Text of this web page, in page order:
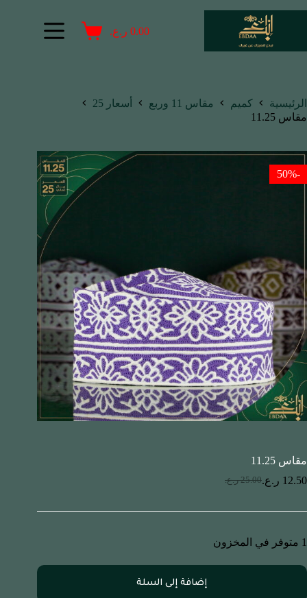
0.00 ر.ع.
الرئيسية كميم مقاس 11 وربع
أسعار 25
مقاس 11.25
-50%
مقاس 11.25
25.00 ر.ع. 12.50 ر.ع.
1 متوفر في المخزون
إضافة إلى السلة